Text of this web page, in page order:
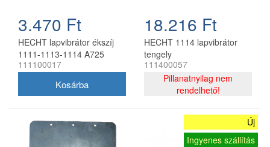
3.470 Ft
HECHT lapvibrátor ékszíj
1111-1113-1114 A725
111100017
18.216 Ft
HECHT 1114 lapvibrátor
tengely
111400057
Pillanatnyilag nem
rendelhető!
Új
Ingyenes szállítás